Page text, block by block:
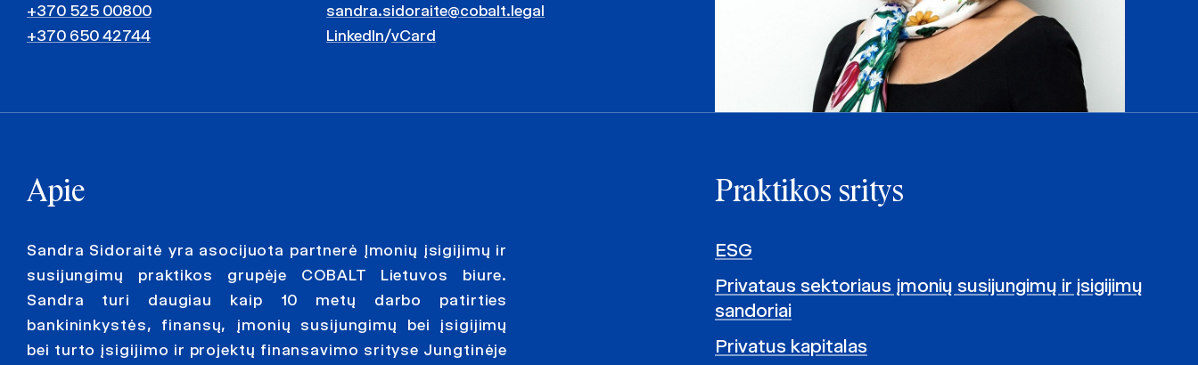
+370 525 00800
+370 650 42744
sandra.sidoraite@cobalt.legal
LinkedIn/vCard
Apie
Sandra Sidoraitė yra asocijuota partnerė Įmonių įsigijimų ir
susijungimų praktikos grupėje COBALT Lietuvos biure.
Sandra turi daugiau kaip 10 metų darbo patirties
bankininkystės, finansų, įmonių susijungimų bei įsigijimų
bei turto įsigijimo ir projektų finansavimo srityse Jungtinėje
Praktikos sritys
ESG
Privataus sektoriaus įmonių susijungimų ir įsigijimų
sandoriai
Privatus kapitalas